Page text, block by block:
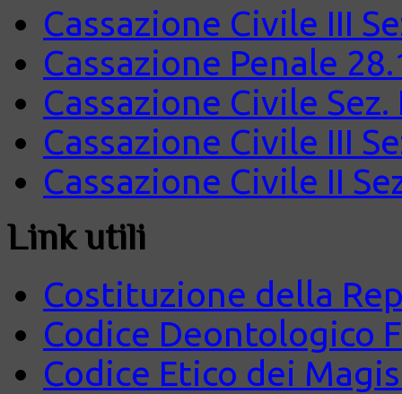
Cassazione Civile III
Cassazione Penale
Cassazione Civile
Cassazione Civile III
Cassazione Civile II
Link utili
Costituzione della
Codice Deontologico
Codice Etico dei